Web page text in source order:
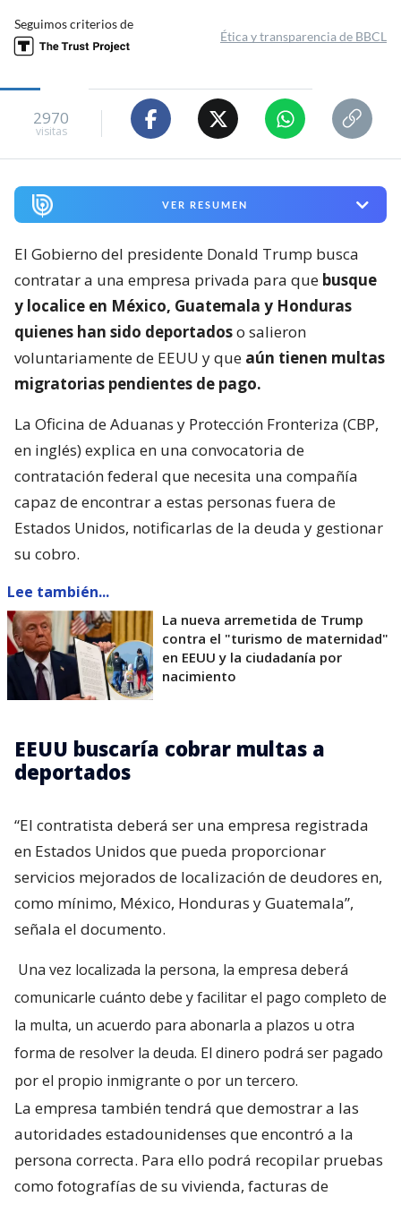
Seguimos criterios de
Ética y transparencia de BBCL
2970
visitas
VER RESUMEN
El Gobierno del presidente Donald Trump busca
contratar a una empresa privada para que busque
y localice en México, Guatemala y Honduras
quienes han sido deportadoso salieron
voluntariamente de EEUU y que aún tienen multas
migratorias pendientes de pago.
La Oficina de Aduanas y Protección Fronteriza (CBP,
en inglés) explica en una convocatoria de
contratación federal que necesita una compañía
capaz de encontrar a estas personas fuera de
Estados Unidos, notificarlas de la deuda y gestionar
su cobro.
Lee también...
La nueva arremetida de Trump
contra el "turismo de maternidad"
en EEUU y la ciudadanía por
nacimiento
EEUU buscaría cobrar multas a
deportados
“El contratista deberá ser una empresa registrada
en Estados Unidos que pueda proporcionar
servicios mejorados de localización de deudores en,
como mínimo, México, Honduras y Guatemala”,
señala el documento.
Una vez localizada la persona, la empresa deberá
comunicarle cuánto debe y facilitar el pago completo de
la multa, un acuerdo para abonarla a plazos u otra
forma de resolver la deuda. El dinero podrá ser pagado
por el propio inmigrante o por un tercero.
La empresa también tendrá que demostrar a las
autoridades estadounidenses que encontró a la
persona correcta. Para ello podrá recopilar pruebas
como fotografías de su vivienda, facturas de